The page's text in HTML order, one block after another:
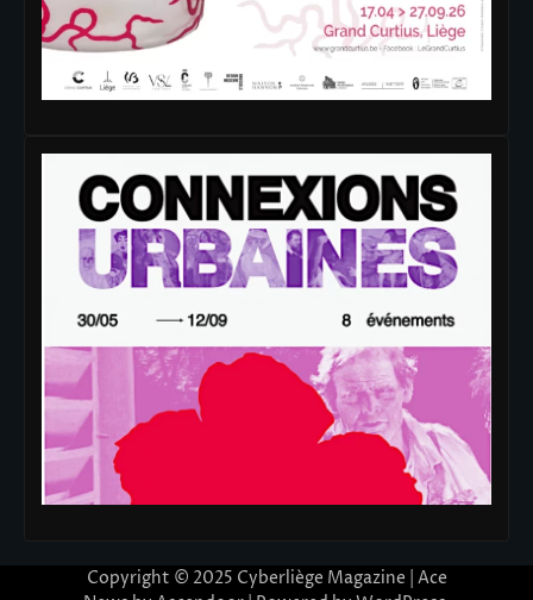
Copyright © 2025 Cyberliège Magazine | Ace